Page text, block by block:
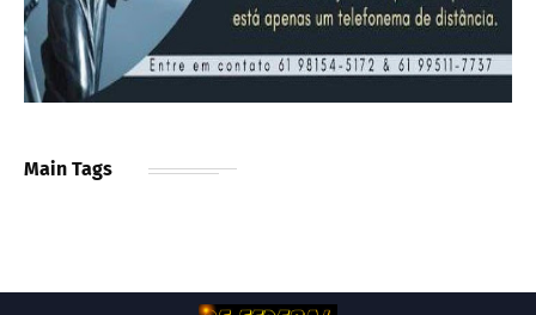
Main Tags